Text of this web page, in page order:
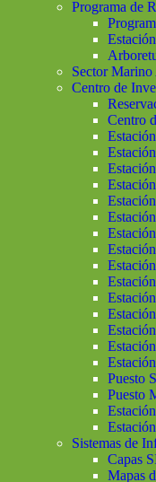
Programa de
Sector
Centro de
Centro
Puesto
Puesto
Sistemas de
Capas
Mapas